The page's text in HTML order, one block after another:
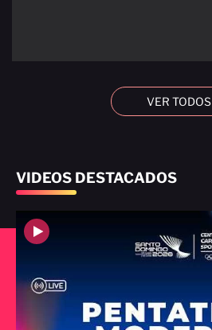
VER TODOS
VIDEOS DESTACADOS